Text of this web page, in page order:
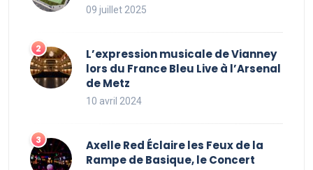
09 juillet 2025
L’expression musicale de Vianney
lors du France Bleu Live à l’Arsenal
de Metz
10 avril 2024
Axelle Red Éclaire les Feux de la
Rampe de Basique, le Concert